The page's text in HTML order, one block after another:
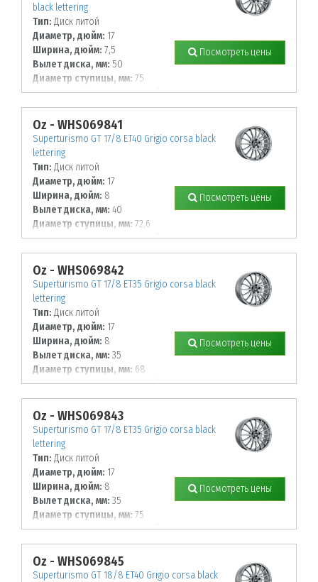
black lettering
Тип: Диск литой
Диаметр, дюйм: 17
Ширина, дюйм: 7,5
Вылет диска, мм: 50
Диаметр ступицы, мм: 75
К-во крепежных отверстий, шт:5
Диаметр располож. отверстий, мм:
114,3
Посмотреть цены
Oz - WHS069841
Superturismo GT 17/8 ET40 Grigio corsa black
lettering
Тип: Диск литой
Диаметр, дюйм: 17
Ширина, дюйм: 8
Вылет диска, мм: 40
Диаметр ступицы, мм: 72,6
К-во крепежных отверстий, шт:5
Диаметр располож. отверстий, мм:
120
Посмотреть цены
Oz - WHS069842
Superturismo GT 17/8 ET35 Grigio corsa black
lettering
Тип: Диск литой
Диаметр, дюйм: 17
Ширина, дюйм: 8
Вылет диска, мм: 35
Диаметр ступицы, мм: 68
К-во крепежных отверстий, шт:5
Диаметр располож. отверстий, мм:
100
Посмотреть цены
Oz - WHS069843
Superturismo GT 17/8 ET35 Grigio corsa black
lettering
Тип: Диск литой
Диаметр, дюйм: 17
Ширина, дюйм: 8
Вылет диска, мм: 35
Диаметр ступицы, мм: 75
К-во крепежных отверстий, шт:5
Диаметр располож. отверстий, мм:
112
Посмотреть цены
Oz - WHS069845
Superturismo GT 18/8 ET40 Grigio corsa black